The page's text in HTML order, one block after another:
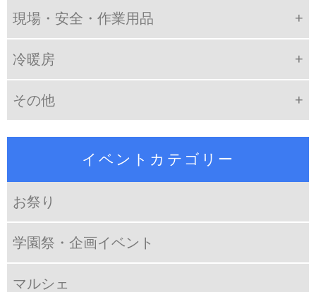
現場・安全・作業用品
冷暖房
その他
イベントカテゴリー
お祭り
学園祭・企画イベント
マルシェ